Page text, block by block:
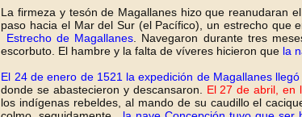
La firmeza y tesón de Magallanes hizo que reanudaran
paso hacia el Mar del Sur (el Pacífico), un estrecho que
Estrecho de Magallanes . Navegaron durante tres
escorbuto. El hambre y la falta de víveres hicieron que la
El 24 de enero de 1521 la expedición de Magallanes
donde se abastecieron y descansaron. El 27 de abril, en
los indígenas rebeldes, al mando de su caudillo el